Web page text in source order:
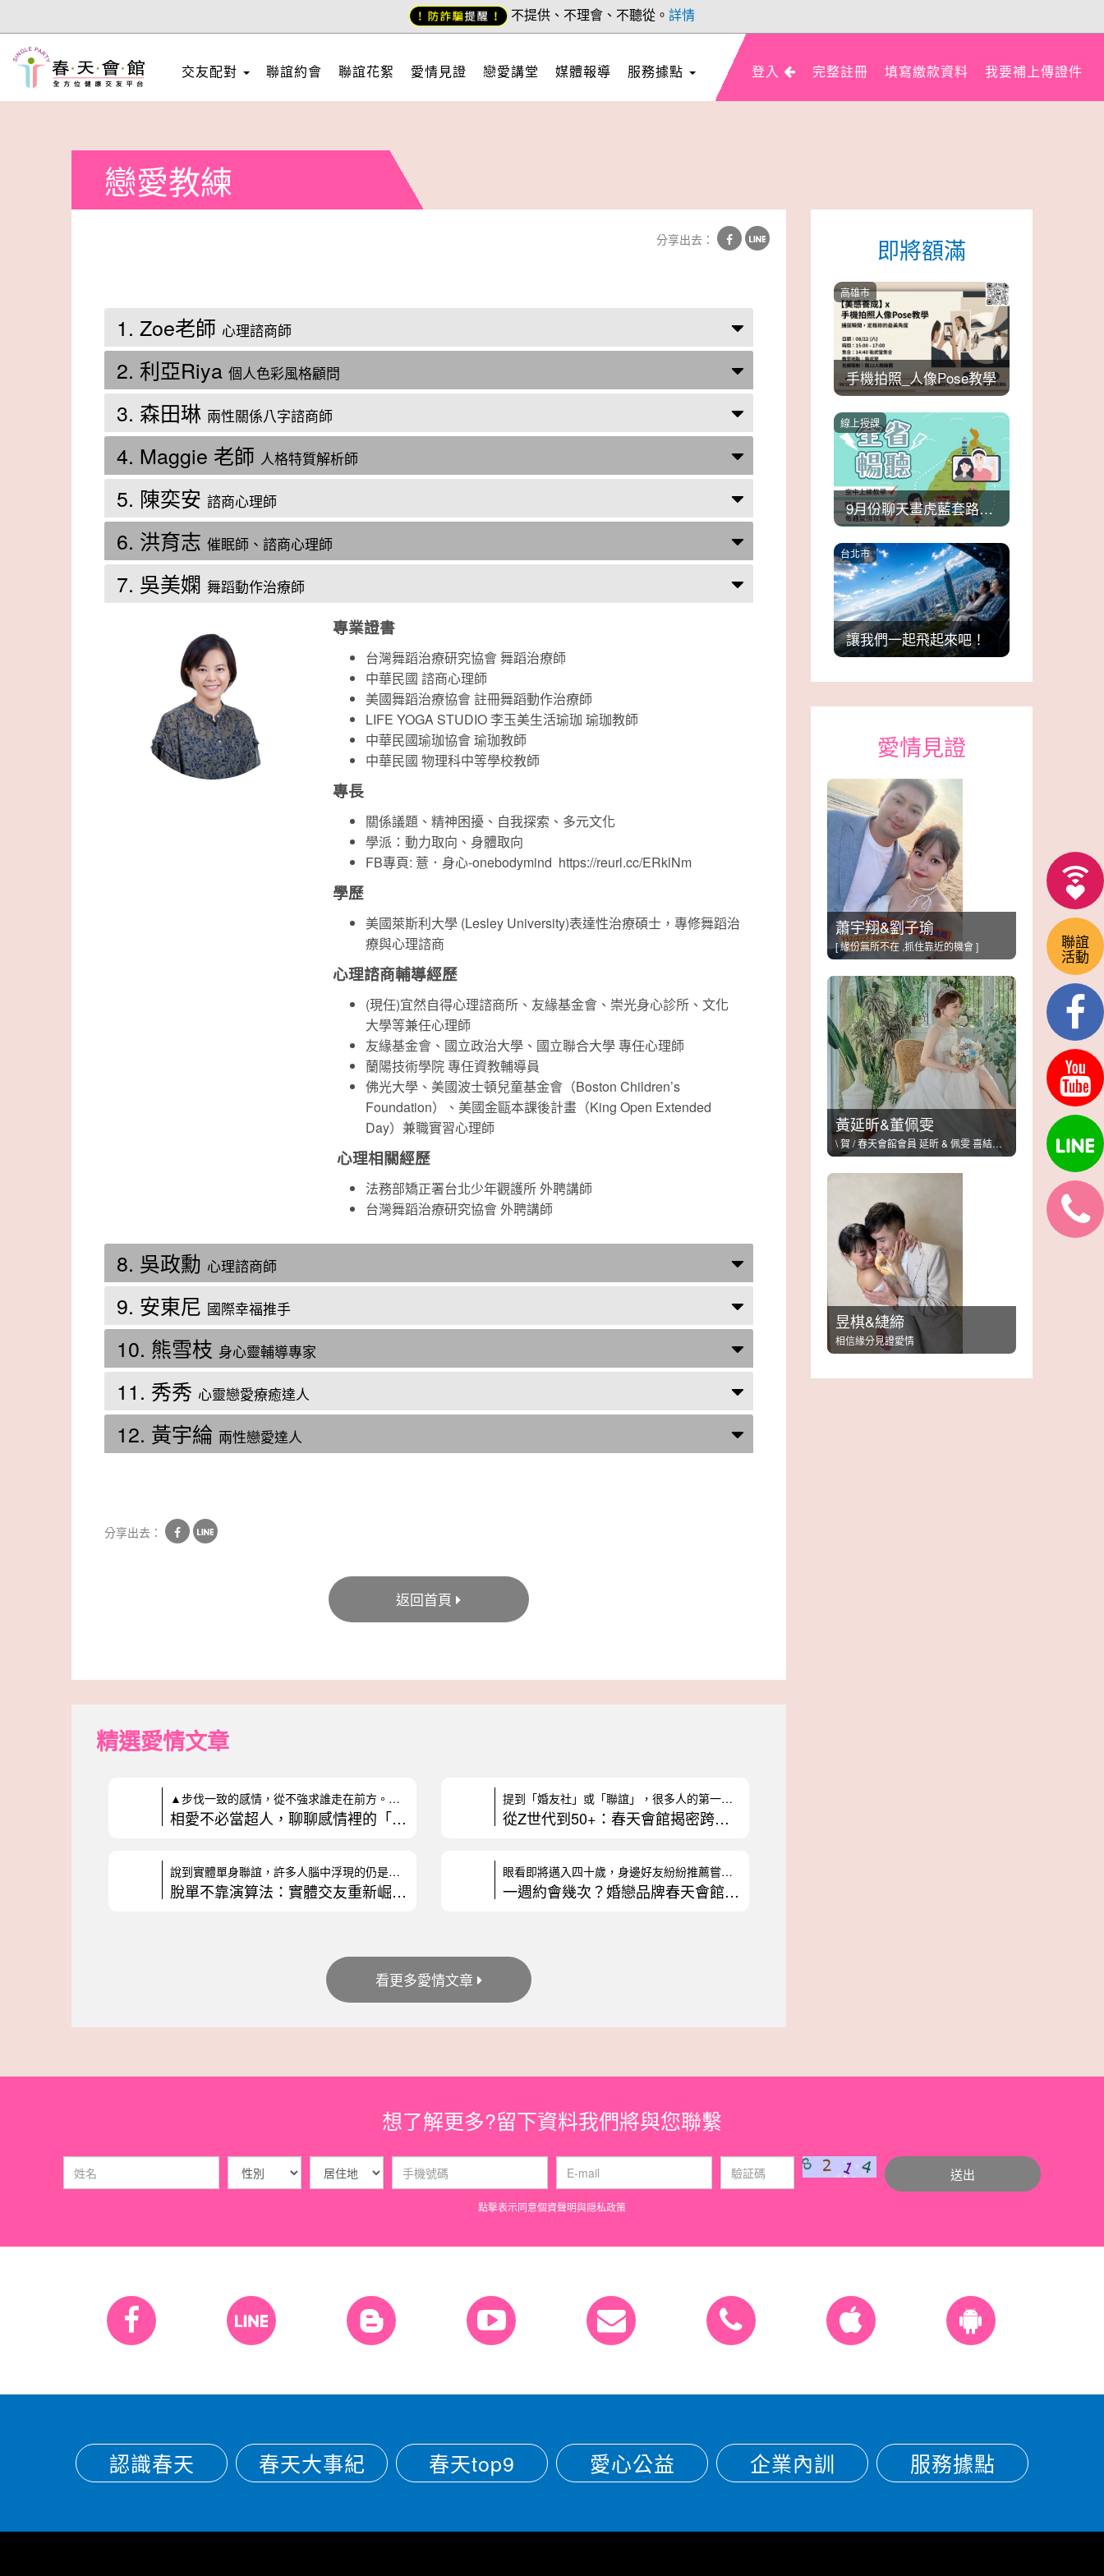
不提供、不理會、不聽從。 詳情
交友配對 聯誼約會 聯誼花絮 愛情見證 戀愛講堂 媒體報導 服務據點 填寫繳款資料 我要補上傳證件
登入 完整註冊
聯誼
活動
戀愛教練
分享出去：
1. Zoe老師 心理諮商師
2. 利亞Riya 個人色彩風格顧問
3. 森田琳 兩性關係八字諮商師
4. Maggie 老師 人格特質解析師
5. 陳奕安 諮商心理師
6. 洪育志 催眠師、諮商心理師
7. 吳美嫻 舞蹈動作治療師
專業證書
台灣舞蹈治療研究協會 舞蹈治療師
中華民國 諮商心理師
美國舞蹈治療協會 註冊舞蹈動作治療師
LIFE YOGA STUDIO 李玉美生活瑜珈 瑜珈教師
中華民國瑜珈協會 瑜珈教師
中華民國 物理科中等學校教師
專長
關係議題、精神困擾、自我探索、多元文化
學派：動力取向、身體取向
FB專頁: 薏．身心-onebodymind https://reurl.cc/ERklNm
學歷
美國萊斯利大學 (Lesley University)表達性治療碩士，專修舞蹈治
療與心理諮商
心理諮商輔導經歷
(現任)宜然自得心理諮商所、友緣基金會、崇光身心診所、文化
大學等兼任心理師
友緣基金會、國立政治大學、國立聯合大學 專任心理師
蘭陽技術學院 專任資教輔導員
佛光大學、美國波士頓兒童基金會（Boston Children’s
Foundation）、美國金甌本課後計畫（King Open Extended
Day）兼職實習心理師
心理相關經歷
法務部矯正署台北少年觀護所 外聘講師
台灣舞蹈治療研究協會 外聘講師
8. 吳政勳 心理諮商師
9. 安東尼 國際幸福推手
10. 熊雪枝 身心靈輔導專家
11. 秀秀 心靈戀愛療癒達人
12. 黃宇綸 兩性戀愛達人
分享出去：
返回首頁
精選愛情文章
▲步伐一致的感情，從不強求誰走在前方。在生活的起伏裡，總能自然地為彼
相愛不必當超人，聊聊感情裡的「角色彈性」
提到「婚友社」或「聯誼」，很多人的第一反應大概是：「我是有多慘才要去
從Z世代到50+：春天會館揭密跨世代戀愛圖鑑
說到實體單身聯誼，許多人腦中浮現的仍是老派的排排坐、自我介紹輪流上場
脫單不靠演算法：實體交友重新崛起，真誠互動成戀愛關
眼看即將邁入四十歲，身邊好友紛紛推薦嘗試婚友社，但對許多人來說，約會
一週約會幾次？婚戀品牌春天會館：「留白」成關係穩定
看更多愛情文章
即將額滿
手機拍照_人像Pose教學
高雄市
9月份聊天畫虎藍套路班1
線上授課
讓我們一起飛起來吧！
台北市
愛情見證
蕭宇翔&劉子瑜
[ 緣份無所不在 ,抓住靠近的機會 ]
黃延昕&董佩雯
\ 賀 / 春天會館會員 延昕 & 佩雯 喜結良緣
昱棋&緁締
相信緣分見證愛情
想了解更多?留下資料我們將與您聯繫
送出
點擊表示同意個資聲明與隠私政策
認識春天 春天大事紀 春天top9 愛心公益 企業內訓 服務據點